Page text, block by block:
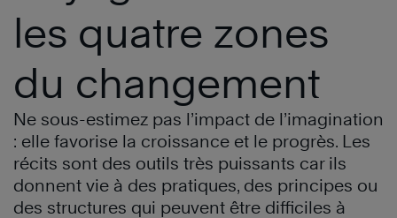
les quatre zones
du changement
Ne sous-estimez pas l’impact de l’imagination
: elle favorise la croissance et le progrès. Les
récits sont des outils très puissants car ils
donnent vie à des pratiques, des principes ou
des structures qui peuvent être difficiles à